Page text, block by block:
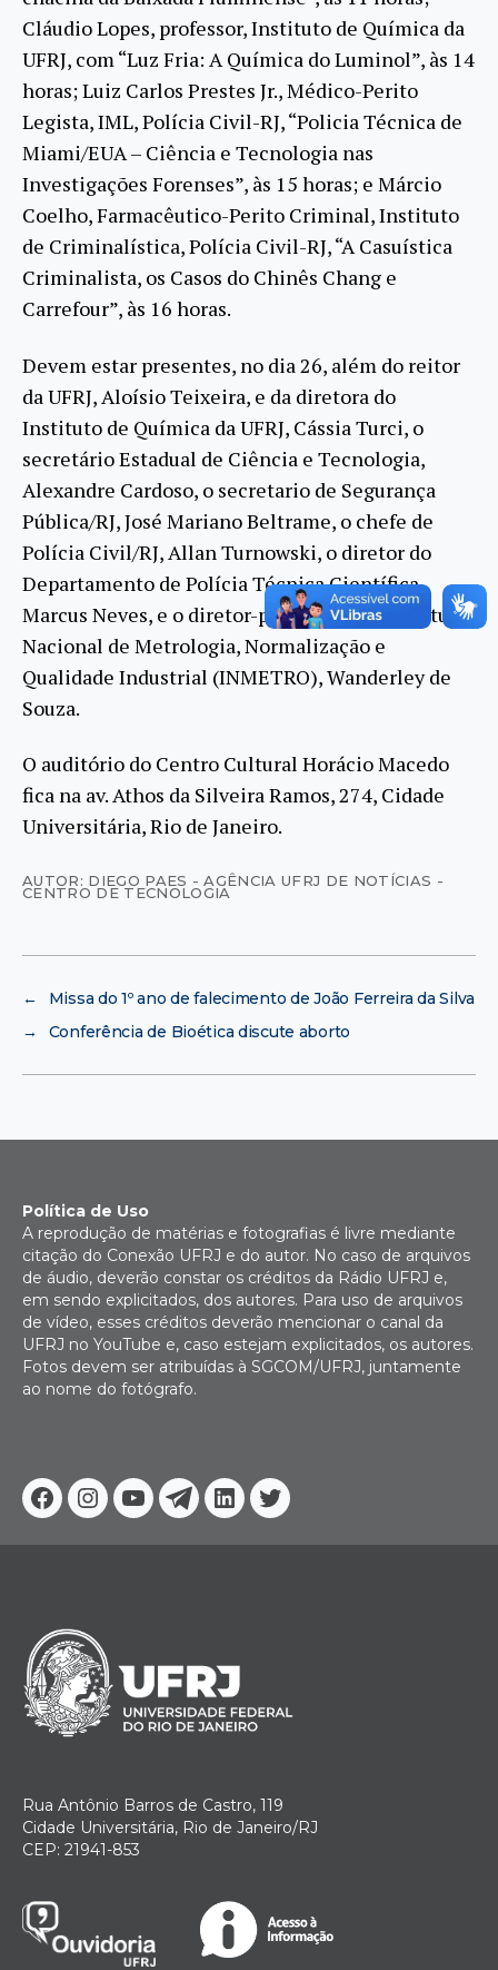
Cláudio Lopes, professor, Instituto de Química da
UFRJ, com “Luz Fria: A Química do Luminol”, às 14
horas; Luiz Carlos Prestes Jr., Médico-Perito
Legista, IML, Polícia Civil-RJ, “Policia Técnica de
Miami/EUA – Ciência e Tecnologia nas
Investigações Forenses”, às 15 horas; e Márcio
Coelho, Farmacêutico-Perito Criminal, Instituto
de Criminalística, Polícia Civil-RJ, “A Casuística
Criminalista, os Casos do Chinês Chang e
Carrefour”, às 16 horas.
Devem estar presentes, no dia 26, além do reitor
da UFRJ, Aloísio Teixeira, e da diretora do
Instituto de Química da UFRJ, Cássia Turci, o
secretário Estadual de Ciência e Tecnologia,
Alexandre Cardoso, o secretario de Segurança
Pública/RJ, José Mariano Beltrame, o chefe de
Polícia Civil/RJ, Allan Turnowski, o diretor do
Departamento de Polícia Técnica Científica,
Marcus Neves, e o diretor-presidente do Instituto
Nacional de Metrologia, Normalização e
Qualidade Industrial (INMETRO), Wanderley de
Souza.
O auditório do Centro Cultural Horácio Macedo
fica na av. Athos da Silveira Ramos, 274, Cidade
Universitária, Rio de Janeiro.
AUTOR: DIEGO PAES - AGÊNCIA UFRJ DE NOTÍCIAS -
CENTRO DE TECNOLOGIA
←
Missa do 1º ano de falecimento de João Ferreira da Silva
→
Conferência de Bioética discute aborto
Facebook
Instagram
YoutubeTelegram
Linkedin
Twitter
Política de Uso
A reprodução de matérias e fotografias é livre mediante
citação do Conexão UFRJ e do autor. No caso de arquivos
de áudio, deverão constar os créditos da Rádio UFRJ e,
em sendo explicitados, dos autores. Para uso de arquivos
de vídeo, esses créditos deverão mencionar o canal da
UFRJ no YouTube e, caso estejam explicitados, os autores.
Fotos devem ser atribuídas à SGCOM/UFRJ, juntamente
ao nome do fotógrafo.
Rua Antônio Barros de Castro, 119
Cidade Universitária, Rio de Janeiro/RJ
CEP: 21941-853